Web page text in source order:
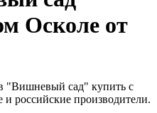
Осколе от
"Bишнeвый сад" купить с
российские производители.